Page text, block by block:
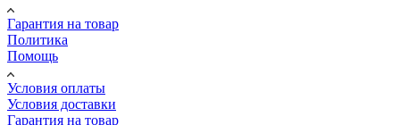
Гарантия на товар
Политика
Помощь
Условия оплаты
Условия доставки
Гарантия на товар